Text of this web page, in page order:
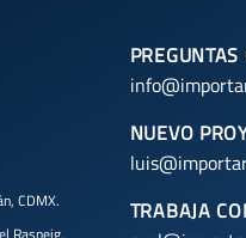
CDMX.
NUEVO
TRABAJA